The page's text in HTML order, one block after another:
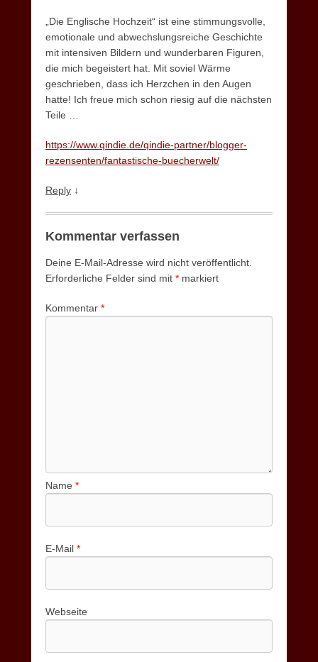
„Die Englische Hochzeit“ ist eine stimmungsvolle,
emotionale und abwechslungsreiche Geschichte
mit intensiven Bildern und wunderbaren Figuren,
die mich begeistert hat. Mit soviel Wärme
geschrieben, dass ich Herzchen in den Augen
hatte! Ich freue mich schon riesig auf die nächsten
Teile …
https://www.qindie.de/qindie-partner/blogger-
rezensenten/fantastische-buecherwelt/
Reply ↓
Kommentar verfassen
Deine E-Mail-Adresse wird nicht veröffentlicht.
Erforderliche Felder sind mit * markiert
Kommentar *
Name *
E-Mail *
Webseite